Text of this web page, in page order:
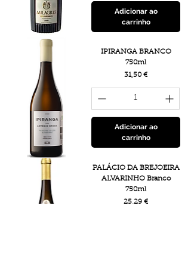
Adicionar ao
carrinho
IPIRANGA BRANCO
750ml
Preço
31,50 €
Adicionar ao
carrinho
PALÁCIO DA BREJOEIRA
ALVARINHO Branco
750ml
Preço
25,29 €